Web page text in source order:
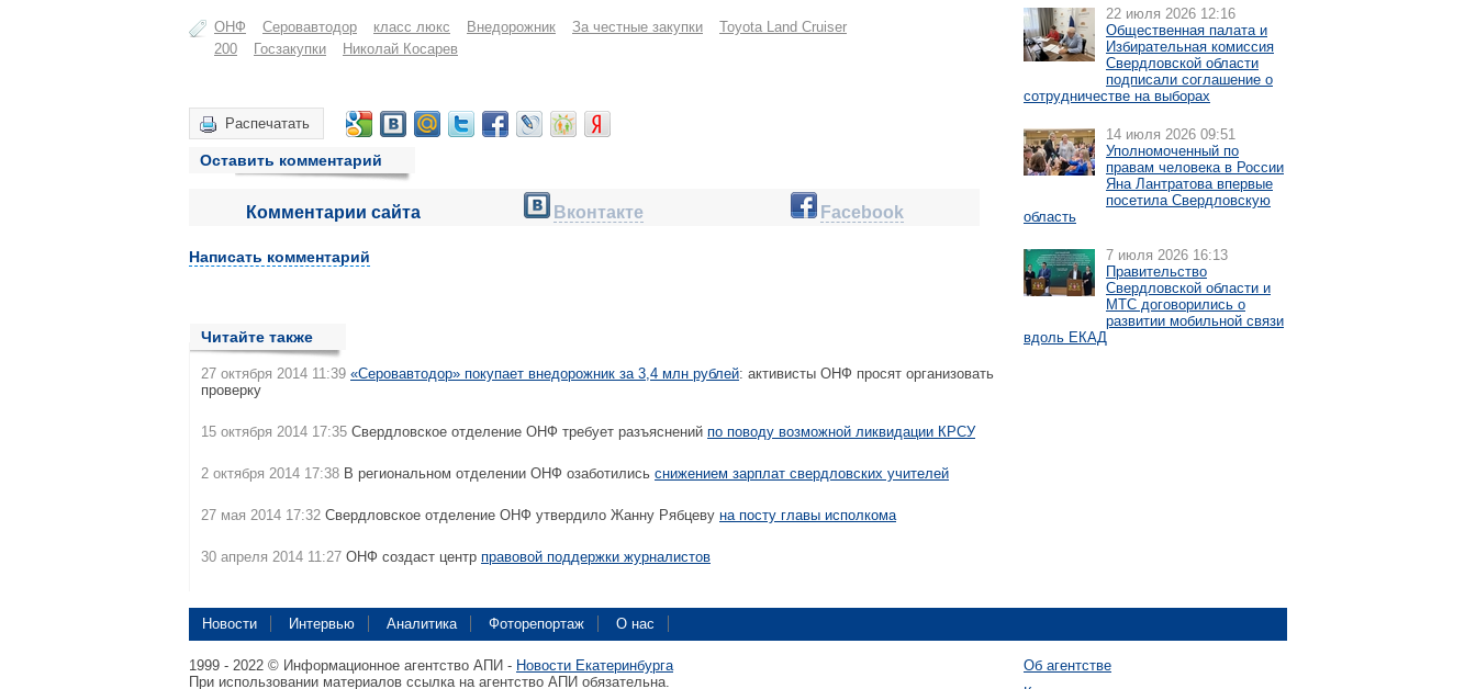
ОНФ Серовавтодор класс люкс Внедорожник За честные закупки
Toyota Land Cruiser
200
Госзакупки Николай Косарев
Распечатать
Оставить комментарий
Комментарии сайта Вконтакте Facebook
Написать комментарий
Читайте также
27 октября 2014 11:39 «Серовавтодор» покупает внедорожник за 3,4 млн рублей: активисты ОНФ просят организовать
проверку
15 октября 2014 17:35 Свердловское отделение ОНФ требует разъяснений по поводу возможной ликвидации КРСУ
2 октября 2014 17:38 В региональном отделении ОНФ озаботились снижением зарплат свердловских учителей
27 мая 2014 17:32 Свердловское отделение ОНФ утвердило Жанну Рябцеву на посту главы исполкома
30 апреля 2014 11:27 ОНФ создаст центр правовой поддержки журналистов
22 июля 2026 12:16
Общественная палата и
Избирательная комиссия
Свердловской области
подписали соглашение о
сотрудничестве на выборах
14 июля 2026 09:51
Уполномоченный по
правам человека в России
Яна Лантратова впервые
посетила Свердловскую
область
7 июля 2026 16:13
Правительство
Свердловской области и
МТС договорились о
развитии мобильной связи
вдоль ЕКАД
Новости Интервью Аналитика Фоторепортаж О нас
1999 - 2022 © Информационное агентство АПИ - Новости Екатеринбурга
При использовании материалов ссылка на агентство АПИ обязательна.
Об агентстве